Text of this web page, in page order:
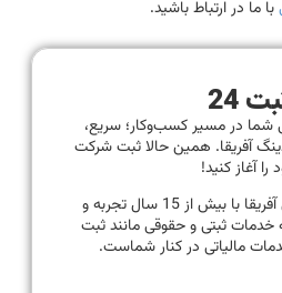
با ما در ارتباط باشید.
24
شما در مسیر کسب‌وکار؛ سریع،
آفریقا. همین حالا ثبت شرکت
را آغاز کنید!
هلدینگ ثبتی و حقوقی آفریقا با بیش از 15 سال تجربه و
خدمات ثبتی و حقوقی مانند ثبت
مالیاتی در کنار شماست.